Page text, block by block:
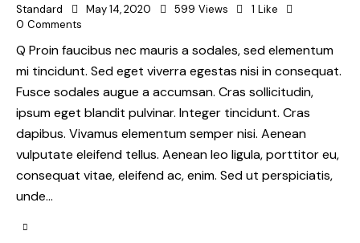
Standard May 14, 2020 599 Views 1 Like
0 Comments
Q Proin faucibus nec mauris a sodales, sed elementum
mi tincidunt. Sed eget viverra egestas nisi in consequat.
Fusce sodales augue a accumsan. Cras sollicitudin,
ipsum eget blandit pulvinar. Integer tincidunt. Cras
dapibus. Vivamus elementum semper nisi. Aenean
vulputate eleifend tellus. Aenean leo ligula, porttitor eu,
consequat vitae, eleifend ac, enim. Sed ut perspiciatis,
unde…